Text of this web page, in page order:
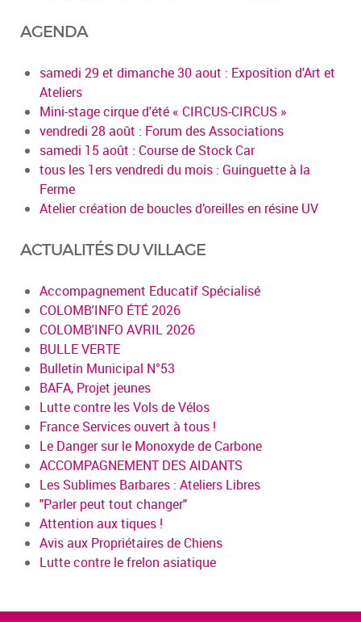
AGENDA
samedi 29 et dimanche 30 aout : Exposition d'Art et
Ateliers
Mini-stage cirque d'été « CIRCUS-CIRCUS »
vendredi 28 août : Forum des Associations
samedi 15 août : Course de Stock Car
tous les 1ers vendredi du mois : Guinguette à la
Ferme
Atelier création de boucles d’oreilles en résine UV
ACTUALITÉS DU VILLAGE
Accompagnement Educatif Spécialisé
COLOMB'INFO ÉTÉ 2026
COLOMB'INFO AVRIL 2026
BULLE VERTE
Bulletin Municipal N°53
BAFA, Projet jeunes
Lutte contre les Vols de Vélos
France Services ouvert à tous !
Le Danger sur le Monoxyde de Carbone
ACCOMPAGNEMENT DES AIDANTS
Les Sublimes Barbares : Ateliers Libres
"Parler peut tout changer"
Attention aux tiques !
Avis aux Propriétaires de Chiens
Lutte contre le frelon asiatique